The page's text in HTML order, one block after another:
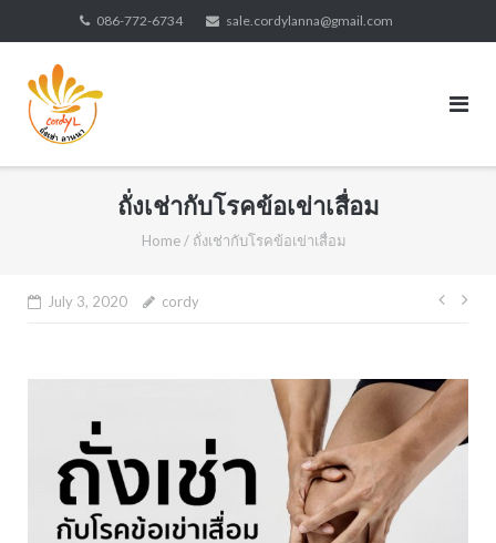
to
content
086-772-6734 sale.cordylanna@gmail.com
ถั่งเช่ากับโรคข้อเข่าเสื่อม
Home / ถั่งเช่ากับโรคข้อเข่าเสื่อม
July 3, 2020 cordy
Post